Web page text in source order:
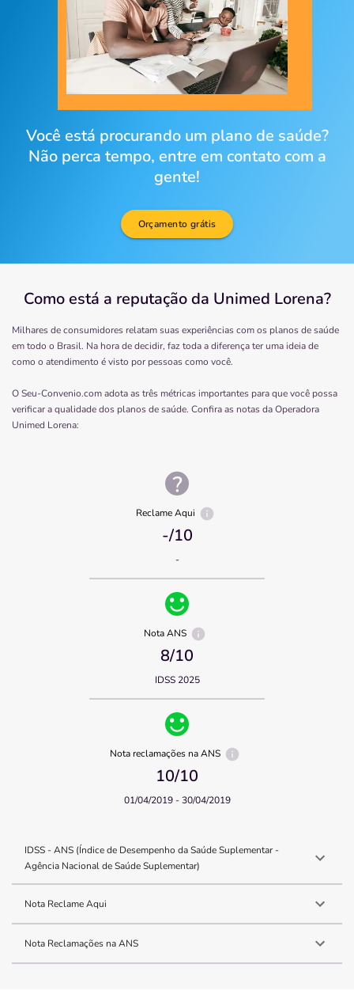
Você está procurando um plano de saúde?
Não perca tempo, entre em contato com a
gente!
Orçamento grátis
Como está a reputação da Unimed Lorena?
Milhares de consumidores relatam suas experiências com os planos de saúde
em todo o Brasil. Na hora de decidir, faz toda a diferença ter uma ideia de
como o atendimento é visto por pessoas como você.
O Seu-Convenio.com adota as três métricas importantes para que você possa
verificar a qualidade dos planos de saúde. Confira as notas da Operadora
Unimed Lorena:
Reclame Aqui
-/10
-
Nota ANS
8/10
IDSS 2025
Nota reclamações na ANS
10/10
01/04/2019 - 30/04/2019
IDSS - ANS (Índice de Desempenho da Saúde Suplementar -
Agência Nacional de Saúde Suplementar)
Nota Reclame Aqui
Nota Reclamações na ANS